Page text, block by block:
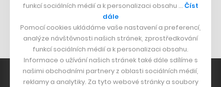
Originální hodinky
Nábytek z betonu
funkcí sociálních médií a k personalizaci obsahu … Číst
dále
Pomocí cookies ukládáme vaše nastavení a preferencí,
analýze návštěvnosti našich stránek, zprostředkování
funkcí sociálních médií a k personalizaci obsahu.
Informace o užívání našich stránek také dále sdílíme s
našimi obchodními partnery z oblasti sociálních médií,
reklamy a analytiky. Za tyto webové stránky a soubory